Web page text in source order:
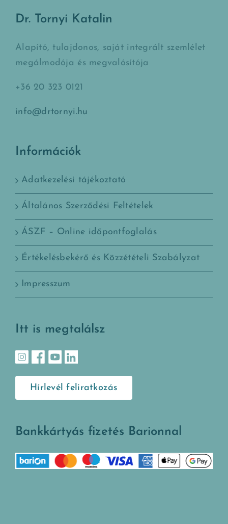
Dr. Tornyi Katalin
Alapító, tulajdonos, saját integrált szemlélet
megálmodója és megvalósítója
+36 20 323 0121
info@drtornyi.hu
Információk
Adatkezelési tájékoztató
Általános Szerződési Feltételek
ÁSZF – Online időpontfoglalás
Értékelésbekérő és Közzétételi Szabályzat
Impresszum
Itt is megtalálsz
Hírlevél feliratkozás
Bankkártyás fizetés Barionnal